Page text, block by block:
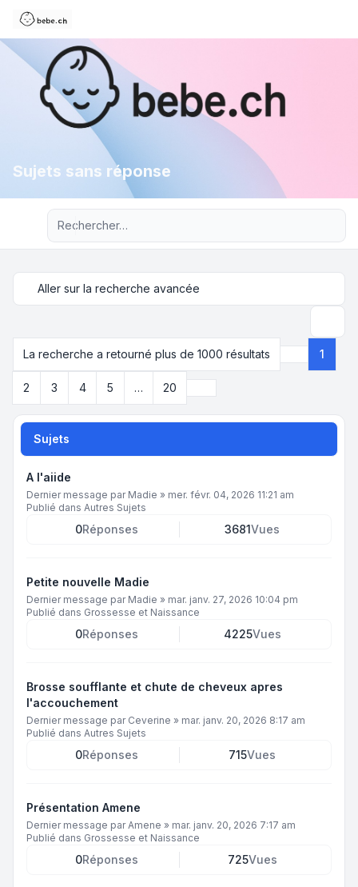
Sujets sans réponse
Recherche avancée
Aller sur la recherche avancée
La recherche a retourné plus de 1000 résultats
Page 1
1
2 3 4 5 … 20
Sujets
A l'aiide
Dernier message par Madie » mer. févr. 04, 2026 11:21 am
Publié dans Autres Sujets
0Réponses 3681Vues
Petite nouvelle Madie
Dernier message par Madie » mar. janv. 27, 2026 10:04 pm
Publié dans Grossesse et Naissance
0Réponses 4225Vues
Brosse soufflante et chute de cheveux apres
l'accouchement
Dernier message par Ceverine » mar. janv. 20, 2026 8:17 am
Publié dans Autres Sujets
0Réponses 715Vues
Présentation Amene
Dernier message parAmene » mar. janv. 20, 2026 7:17 am
Publié dans Grossesse et Naissance
0Réponses 725Vues